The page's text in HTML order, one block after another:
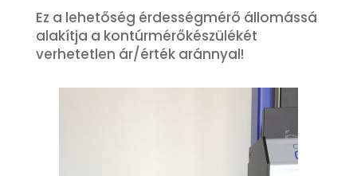
Ez a lehetőség érdességmérő állomássá
alakítja a kontúrmérőkészülékét
verhetetlen ár/érték aránnyal!